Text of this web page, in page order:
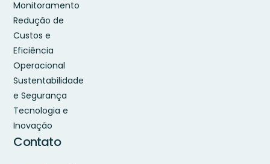
Monitoramento
Redução de
Custos e
Eficiência
Operacional
Sustentabilidade
e Segurança
Tecnologia e
Inovação
Contato